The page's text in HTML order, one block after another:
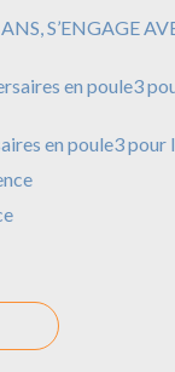
S’ENGAGE
en poule3 pour